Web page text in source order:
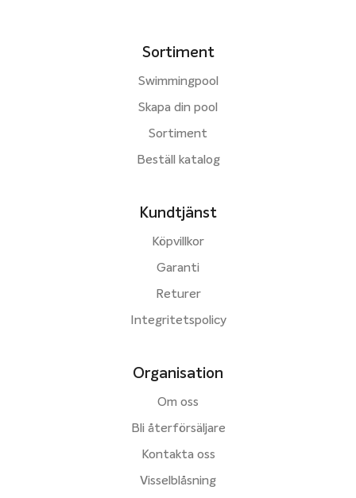
Sortiment
Swimmingpool
Skapa din pool
Sortiment
Beställ katalog
Kundtjänst
Köpvillkor
Garanti
Returer
Integritetspolicy
Organisation
Om oss
Bli återförsäljare
Kontakta oss
Visselblåsning